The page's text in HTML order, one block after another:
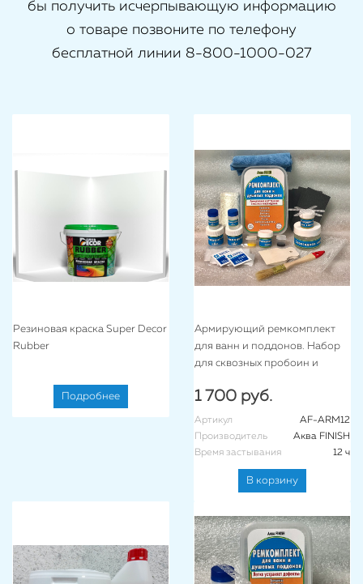
бы получить исчерпывающую информацию
о товаре позвоните по телефону
бесплатной линии 8-800-1000-027
Резиновая краска Super Decor
Rubber
Подробнее
Армирующий ремкомплект
для ванн и поддонов. Набор
для сквозных пробоин и
1 700 руб.
Артикул
AF-ARM12
Производитель
Аква FINISH
Время застывания
12 ч
В корзину